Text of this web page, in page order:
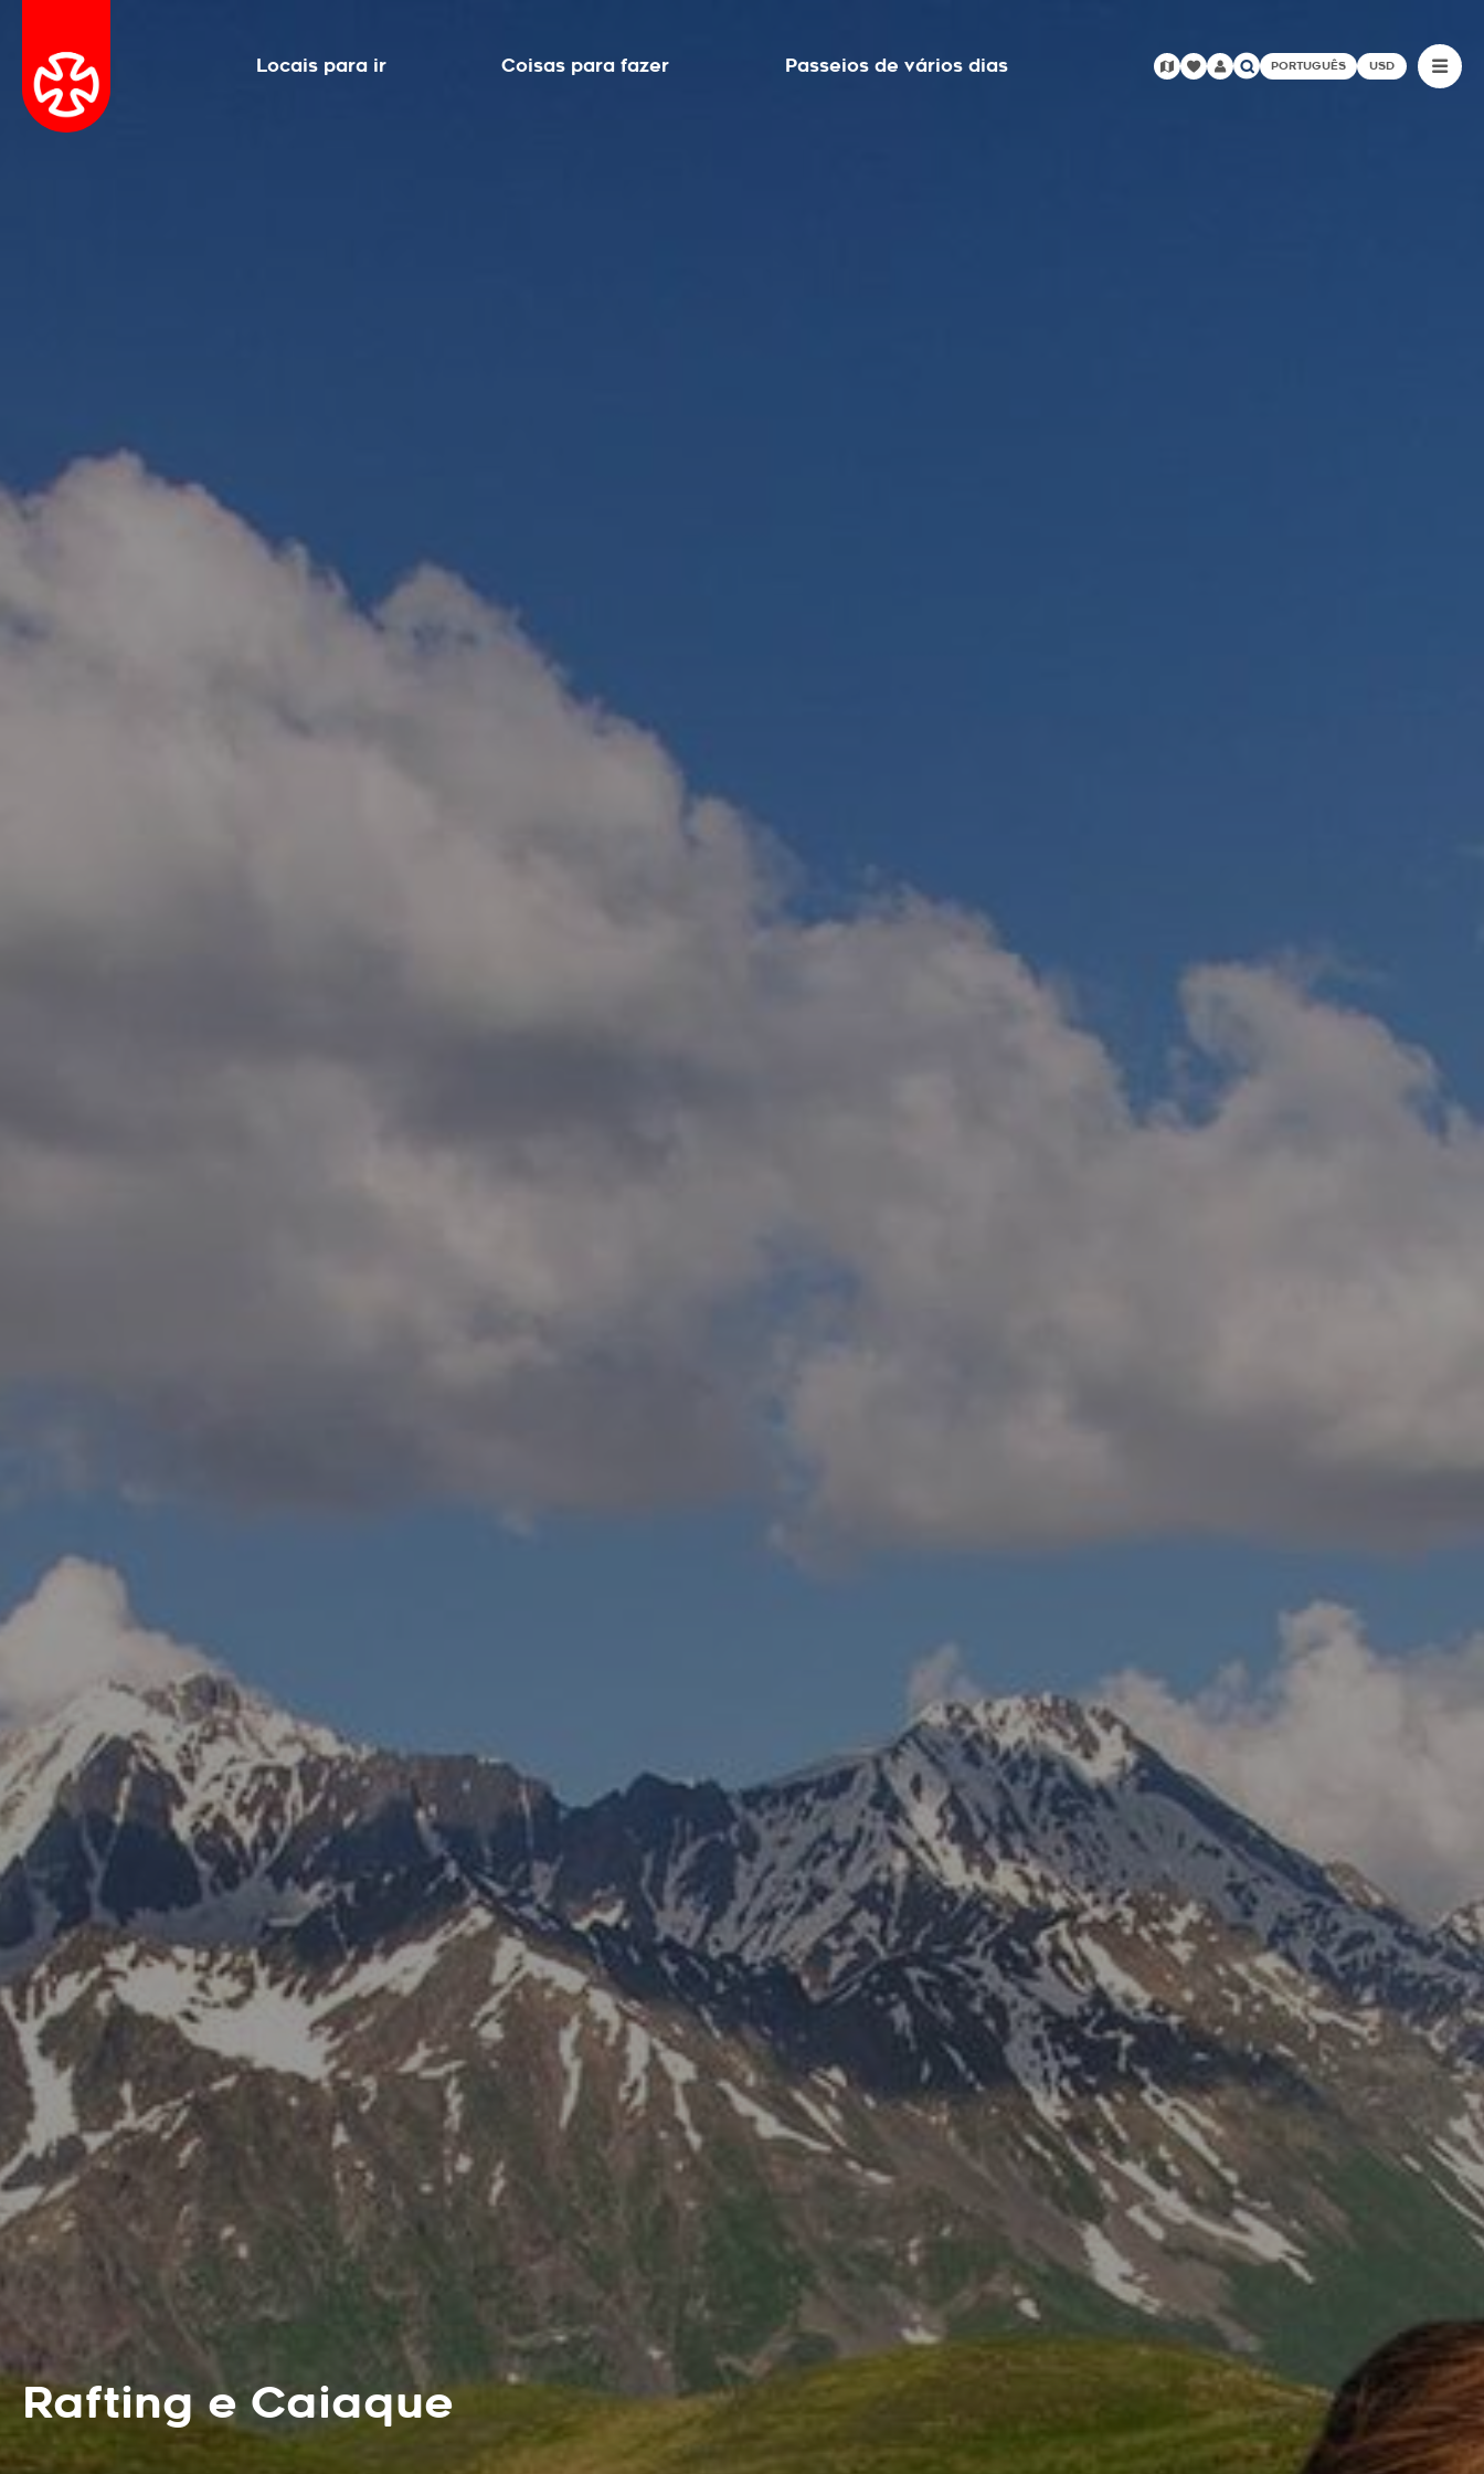
Locais para ir Coisas para fazer Passeios de vários dias PORTUGUÊS USD
Rafting e Caiaque